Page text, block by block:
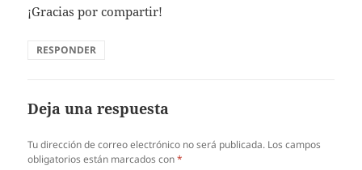
¡Gracias por compartir!
RESPONDER
Deja una respuesta
Tu dirección de correo electrónico no será publicada. Los campos
obligatorios están marcados con*